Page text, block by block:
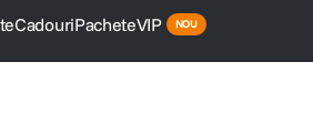
CadouriPacheteVIP